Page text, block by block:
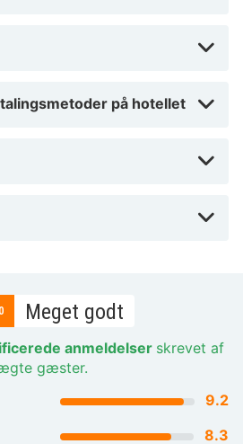
på hotellet
Meget godt
anmeldelser skrevet af
gæster.
9.2
8.3